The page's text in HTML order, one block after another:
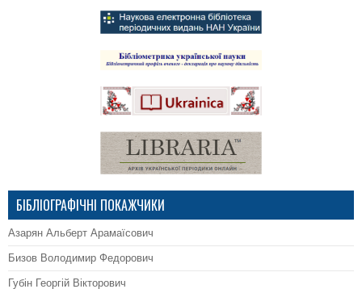
БІБЛІОГРАФІЧНІ ПОКАЖЧИКИ
Азарян Альберт Арамаїсович
Бизов Володимир Федорович
Губін Георгій Вікторович